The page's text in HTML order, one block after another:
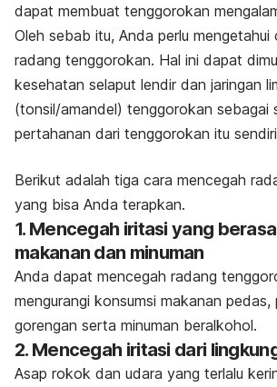
dapat membuat tenggorokan
Oleh sebab itu, Anda perlu mengetahui
radang tenggorokan. Hal ini dapat
kesehatan selaput lendir dan jaringan
(tonsil/amandel) tenggorokan sebagai
pertahanan dari tenggorokan itu
Berikut adalah tiga cara mencegah
yang bisa Anda terapkan.
1. Mencegah iritasi yang
makanan dan minuman
Anda dapat mencegah radang
mengurangi konsumsi makanan pedas,
gorengan serta minuman beralkohol.
2. Mencegah iritasi dari
Asap rokok dan udara yang terlalu